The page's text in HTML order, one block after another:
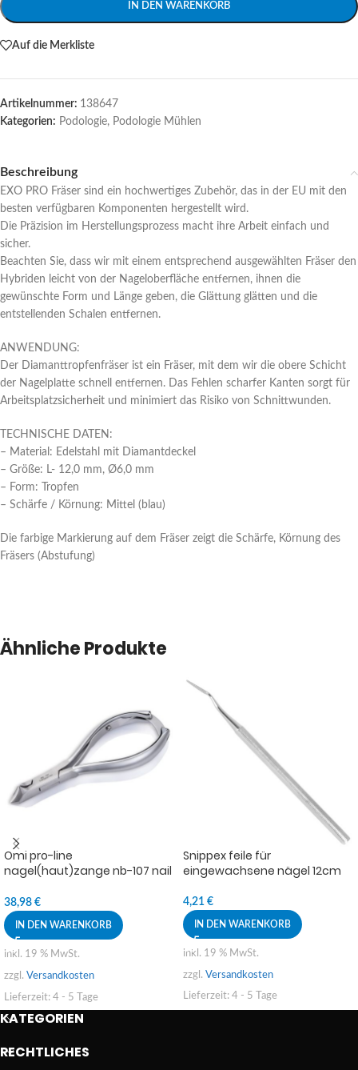
IN DEN WARENKORB
Auf die Merkliste
Artikelnummer: 138647
Kategorien: Podologie, Podologie Mühlen
Beschreibung
EXO PRO Fräser sind ein hochwertiges Zubehör, das in der EU mit den
besten verfügbaren Komponenten hergestellt wird.
Die Präzision im Herstellungsprozess macht ihre Arbeit einfach und
sicher.
Beachten Sie, dass wir mit einem entsprechend ausgewählten Fräser den
Hybriden leicht von der Nageloberfläche entfernen, ihnen die
gewünschte Form und Länge geben, die Glättung glätten und die
entstellenden Schalen entfernen.
ANWENDUNG:
Der Diamanttropfenfräser ist ein Fräser, mit dem wir die obere Schicht
der Nagelplatte schnell entfernen. Das Fehlen scharfer Kanten sorgt für
Arbeitsplatzsicherheit und minimiert das Risiko von Schnittwunden.
TECHNISCHE DATEN:
– Material: Edelstahl mit Diamantdeckel
– Größe: L- 12,0 mm, Ø6,0 mm
– Form: Tropfen
– Schärfe / Körnung: Mittel (blau)
Die farbige Markierung auf dem Fräser zeigt die Schärfe, Körnung des
Fräsers (Abstufung)
Ähnliche Produkte
Omi pro-line
nagel(haut)zange nb-107 nail
38,98 €
IN DEN WARENKORB
inkl. 19 % MwSt.
zzgl. Versandkosten
Lieferzeit: 4 - 5 Tage
Snippex feile für
eingewachsene nägel 12cm
4,21 €
IN DEN WARENKORB
inkl. 19 % MwSt.
zzgl. Versandkosten
Lieferzeit: 4 - 5 Tage
KATEGORIEN
RECHTLICHES